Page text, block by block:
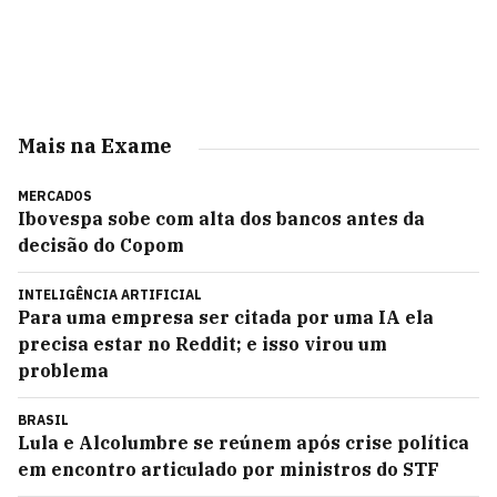
Mais na Exame
MERCADOS
Ibovespa sobe com alta dos bancos antes da
decisão do Copom
INTELIGÊNCIA ARTIFICIAL
Para uma empresa ser citada por uma IA ela
precisa estar no Reddit; e isso virou um
problema
BRASIL
Lula e Alcolumbre se reúnem após crise política
em encontro articulado por ministros do STF